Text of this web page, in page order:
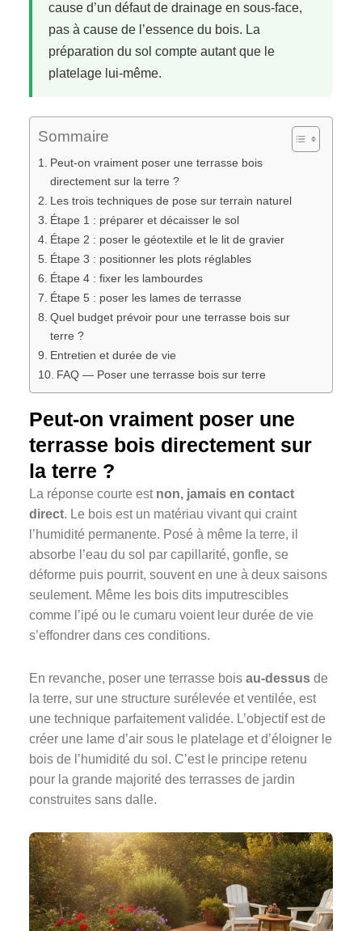
cause d’un défaut de drainage en sous-face,
pas à cause de l’essence du bois. La
préparation du sol compte autant que le
platelage lui-même.
Sommaire
Peut-on vraiment poser une terrasse bois
directement sur la terre ?
Les trois techniques de pose sur terrain naturel
Étape 1 : préparer et décaisser le sol
Étape 2 : poser le géotextile et le lit de gravier
Étape 3 : positionner les plots réglables
Étape 4 : fixer les lambourdes
Étape 5 : poser les lames de terrasse
Quel budget prévoir pour une terrasse bois sur
terre ?
Entretien et durée de vie
FAQ — Poser une terrasse bois sur terre
Peut-on vraiment poser une
terrasse bois directement sur
la terre ?
La réponse courte est non, jamais en contact
direct. Le bois est un matériau vivant qui craint
l’humidité permanente. Posé à même la terre, il
absorbe l’eau du sol par capillarité, gonfle, se
déforme puis pourrit, souvent en une à deux saisons
seulement. Même les bois dits imputrescibles
comme l’ipé ou le cumaru voient leur durée de vie
s’effondrer dans ces conditions.
En revanche, poser une terrasse bois au-dessus de
la terre, sur une structure surélevée et ventilée, est
une technique parfaitement validée. L’objectif est de
créer une lame d’air sous le platelage et d’éloigner le
bois de l’humidité du sol. C’est le principe retenu
pour la grande majorité des terrasses de jardin
construites sans dalle.